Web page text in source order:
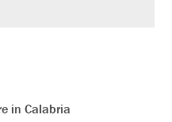
in Calabria